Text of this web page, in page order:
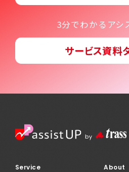
Recruit
求職者の方へ
News
お問い合わせ
プライバシーポリシー
3分でわかるアシ
サービス資料
Service About